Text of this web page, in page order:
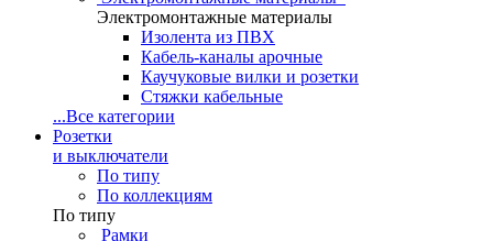
Электромонтажные материалы
Изолента из ПВХ
Кабель-каналы арочные
Каучуковые вилки и розетки
Стяжки кабельные
...Все категории
Розетки
и выключатели
По типу
По коллекциям
По типу
Рамки